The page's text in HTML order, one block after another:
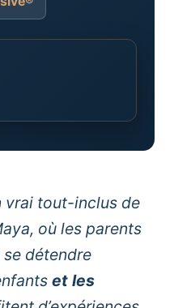
vrai tout-inclus de
où les parents
détendre
et les